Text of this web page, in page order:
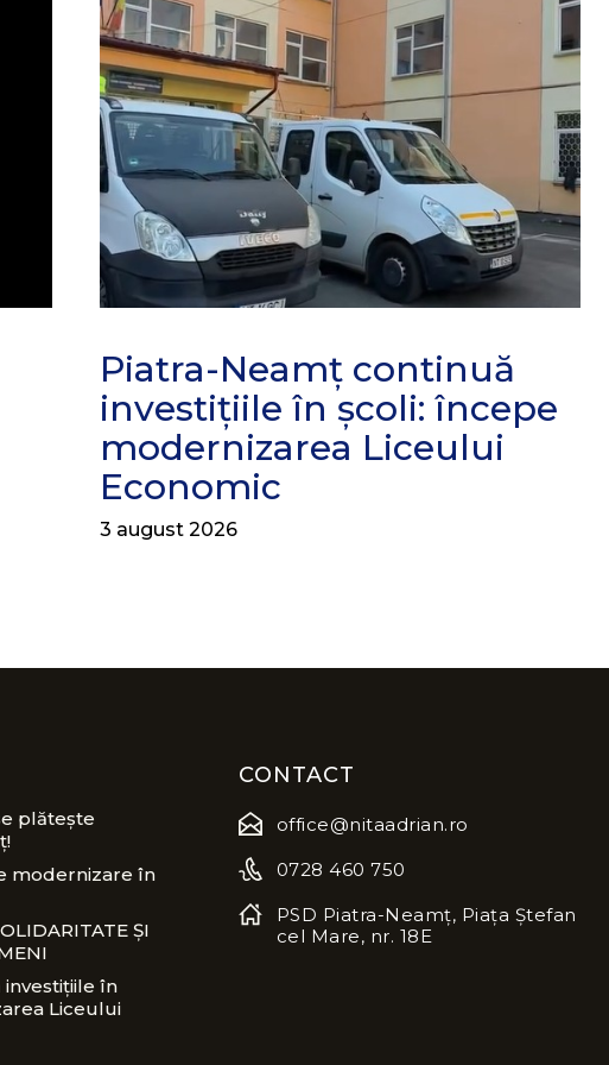
Piatra-Neamț continuă
investițiile în școli: începe
modernizarea Liceului
Economic
3 august 2026
plătește
modernizare în
ȘI
în
Liceului
CONTACT
office@nitaadrian.ro
0728 460 750
PSD Piatra-Neamț, Piața Ștefan
cel Mare, nr. 18E